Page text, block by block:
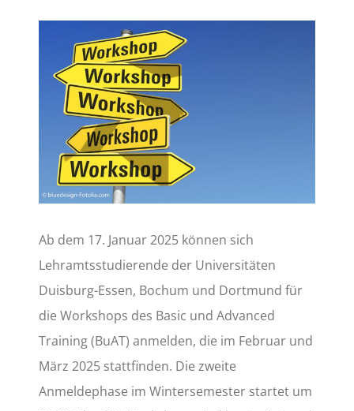
grösseres
Bild
Ab dem 17. Januar 2025 können sich
Lehramtsstudierende der Universitäten
Duisburg-Essen, Bochum und Dortmund für
die Workshops des Basic und Advanced
Training (BuAT) anmelden, die im Februar und
März 2025 stattfinden. Die zweite
Anmeldephase im Wintersemester startet um